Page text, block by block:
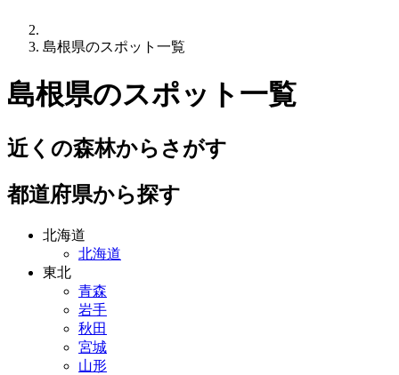
島根県のスポット一覧
島根県のスポット一覧
近くの森林からさがす
都道府県から探す
北海道
北海道
東北
青森
岩手
秋田
宮城
山形